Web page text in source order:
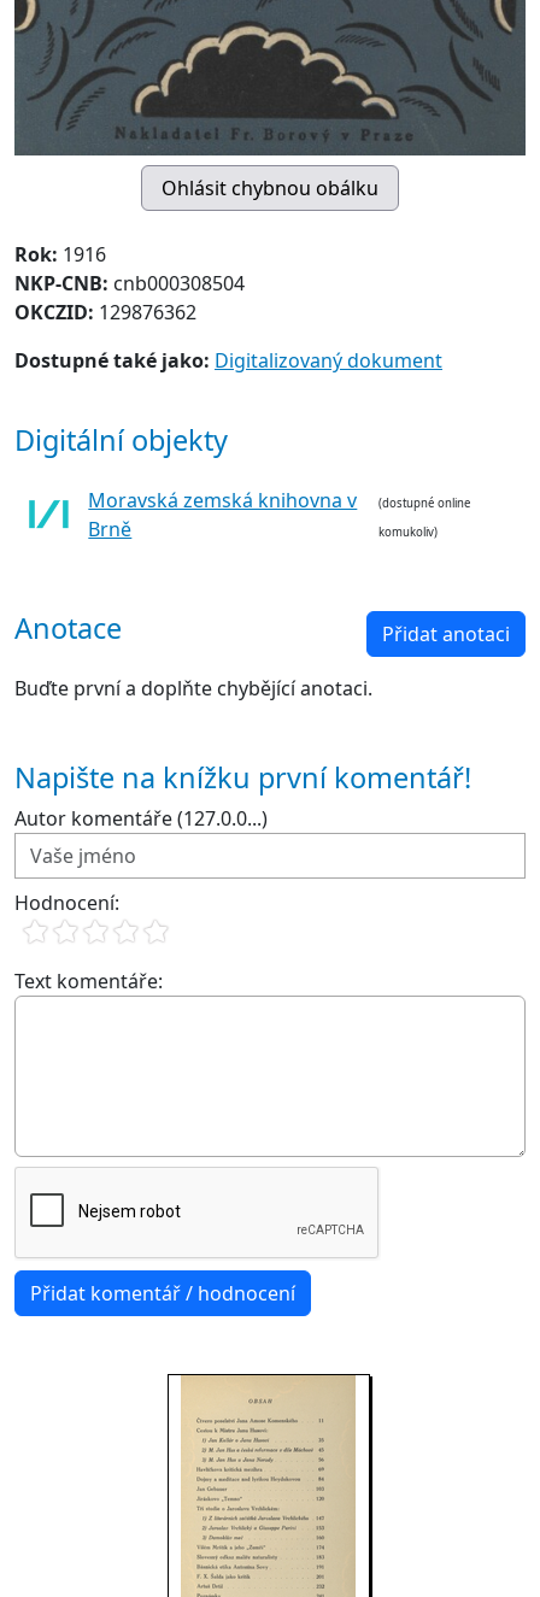
Rok: 1916
NKP-CNB: cnb000308504
OKCZID: 129876362
Dostupné také jako: Digitalizovaný dokument
Digitální objekty
Moravská zemská knihovna v
Brně
(dostupné online
komukoliv)
Anotace Přidat anotaci
Buďte první a doplňte chybějící anotaci.
Napište na knížku první komentář!
Autor komentáře (127.0.0...)
Hodnocení:
Text komentáře: